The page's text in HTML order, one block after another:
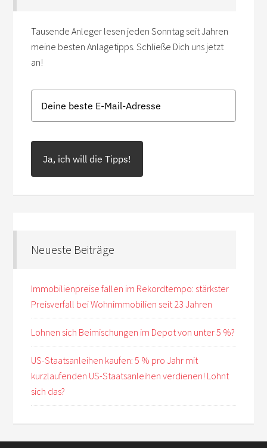
Tausende Anleger lesen jeden Sonntag seit Jahren
meine besten Anlagetipps. Schließe Dich uns jetzt
an!
Ja, ich will die Tipps!
Neueste Beiträge
Immobilienpreise fallen im Rekordtempo: stärkster
Preisverfall bei Wohnimmobilien seit 23 Jahren
Lohnen sich Beimischungen im Depot von unter 5 %?
US-Staatsanleihen kaufen: 5 % pro Jahr mit
kurzlaufenden US-Staatsanleihen verdienen! Lohnt
sich das?